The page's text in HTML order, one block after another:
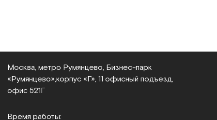
Москва, метро Румянцево, Бизнес‑парк
«Румянцево», корпус «Г», 11 офисный подъезд,
офис 521Г
Время работы: